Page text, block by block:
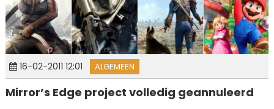
16-02-2011 12:01 ALGEMEEN
Mirror’s Edge project volledig geannuleerd